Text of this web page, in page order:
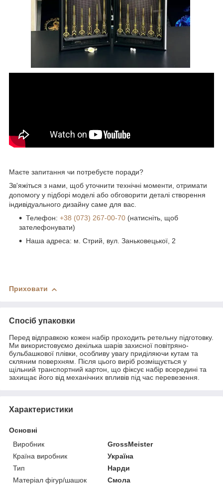
Маєте запитання чи потребуєте поради?
Зв'яжіться з нами, щоб уточнити технічні моменти, отримати
допомогу у підборі моделі або обговорити деталі створення
індивідуального дизайну саме для вас.
Телефон: +38 (073) 267-00-70 (натисніть, щоб
зателефонувати)
Наша адреса: м. Стрий, вул. Заньковецької, 2
Приховати
Спосіб упаковки
Перед відправкою кожен набір проходить ретельну підготовку.
Ми використовуємо декілька шарів захисної повітряно-
бульбашкової плівки, особливу увагу приділяючи кутам та
скляним поверхням. Після цього виріб розміщується у
щільний транспортний картон, що фіксує набір всередині та
захищає його від механічних впливів під час перевезення.
Характеристики
Основні
Виробник
GrossMeister
Країна виробник
Україна
Тип
Нарди
Матеріал фігур/шашок
Смола